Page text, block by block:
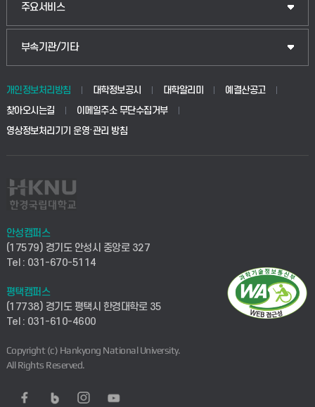
주요서비스
부속기관/기타
개인정보처리방침 대학정보공시 대학알리미
예결산공고
찾아오시는길
이메일주소 무단수집거부
영상정보처리기기 운영·관리 방침
안성캠퍼스
(17579) 경기도 안성시 중앙로 327
Tel : 031-670-5114
평택캠퍼스
(17738) 경기도 평택시 한경대학로 35
Tel : 031-610-4600
Copyright (c) Hankyong National University.
All Rights Reserved.